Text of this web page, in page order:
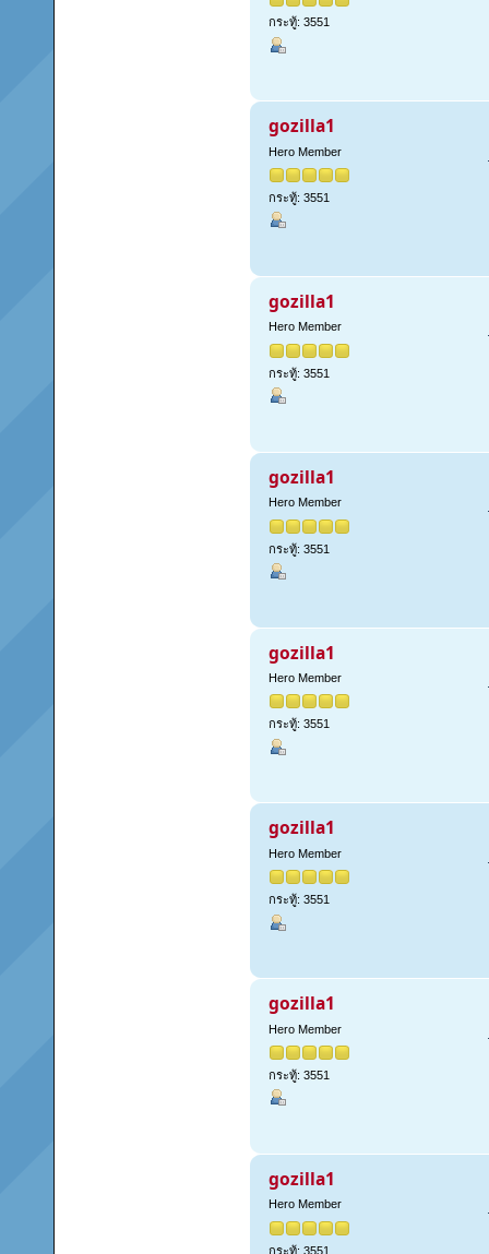
กระทู้: 3551
gozilla1
Hero Member
กระทู้: 3551
gozilla1
Hero Member
กระทู้: 3551
gozilla1
Hero Member
กระทู้: 3551
gozilla1
Hero Member
กระทู้: 3551
gozilla1
Hero Member
กระทู้: 3551
gozilla1
Hero Member
กระทู้: 3551
gozilla1
Hero Member
กระทู้: 3551